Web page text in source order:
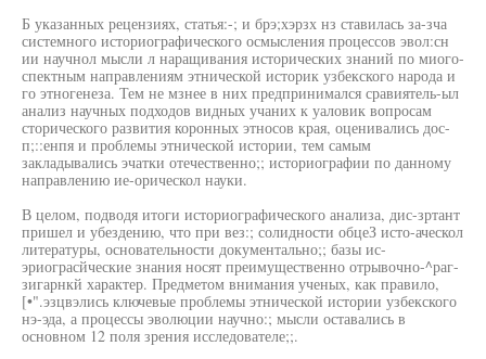
Б указанных рецензиях, статья:-; и брэ;хэрзх нз ставилась за-зча
системного историографического осмысления процессов эвол:сн
ии научнол мысли л наращивания исторических знаний по миого-
спектным направлениям этнической историк узбекского народа и
го этногенеза. Тем не мзнее в них предпринимался сравиятель-ыл
анализ научных подходов видных учаних к уаловик вопросам
сторического развития коронных этносов края, оценивались дос-
п;::енпя и проблемы этнической истории, тем самым
закладывались эчатки отечественно;; историографии по данному
направлению ие-орическол науки.
В целом, подводя итоги историографического анализа, дис-зртант
пришел и убездению, что при вез:; солидности обцеЗ исто-аческол
литературы, основательности документально;; базы ис-
эриограсйческие знания носят преимущественно отрывочно-^раг-
зигарнкй характер. Предметом внимания ученых, как правило,
[•".эзцвэлись ключевые проблемы этнической истории узбекского
нэ-эда, а процессы эволюции научно:; мысли оставались в
основном 12 поля зрения исследователе;;.